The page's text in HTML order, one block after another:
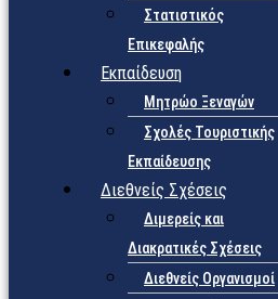
Στατιστικός
Επικεφαλής
Εκπαίδευση
Μητρώο Ξεναγών
Σχολές Τουριστικής
Εκπαίδευσης
Διεθνείς Σχέσεις
Διμερείς και
Διακρατικές Σχέσεις
Διεθνείς Οργανισμοί